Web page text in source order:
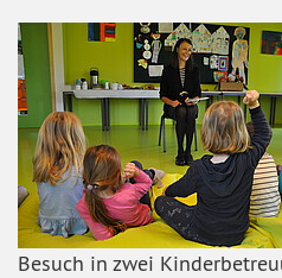
Besuch in zwei